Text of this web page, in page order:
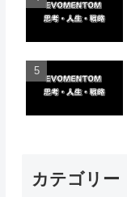
カテゴリー